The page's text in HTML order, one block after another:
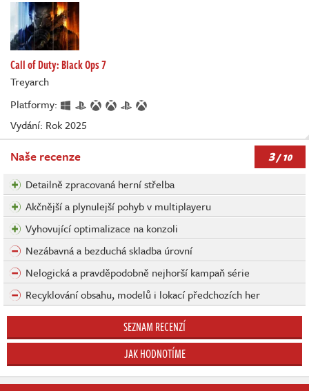
Call of Duty: Black Ops 7
Treyarch
Platformy:
Vydání: Rok 2025
Naše recenze 3/ 10
Detailně zpracovaná herní střelba
Akčnější a plynulejší pohyb v multiplayeru
Vyhovující optimalizace na konzoli
Nezábavná a bezduchá skladba úrovní
Nelogická a pravděpodobně nejhorší kampaň série
Recyklování obsahu, modelů i lokací předchozích her
SEZNAM RECENZÍ
JAK HODNOTÍME